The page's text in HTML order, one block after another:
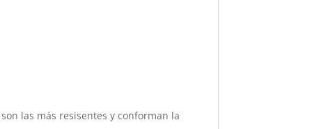
las más resisentes y conforman la